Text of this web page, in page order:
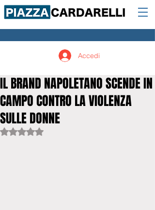
Accedi
IL BRAND NAPOLETANO SCENDE IN
CAMPO CONTRO LA VIOLENZA
SULLE DONNE
Valutazione NaN stelle su 5.